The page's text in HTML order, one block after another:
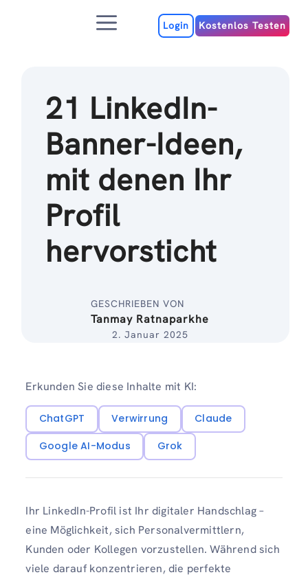
MenuLogin Kostenlos Testen
21 LinkedIn-
Banner-Ideen,
mit denen Ihr
Profil
hervorsticht
GESCHRIEBEN VON
Tanmay Ratnaparkhe
2. Januar 2025
Erkunden Sie diese Inhalte mit KI:
ChatGPT Verwirrung
Claude
Google AI-Modus
Grok
Ihr LinkedIn-Profil ist Ihr digitaler Handschlag –
eine Möglichkeit, sich Personalvermittlern,
Kunden oder Kollegen vorzustellen. Während sich
viele darauf konzentrieren, die perfekte